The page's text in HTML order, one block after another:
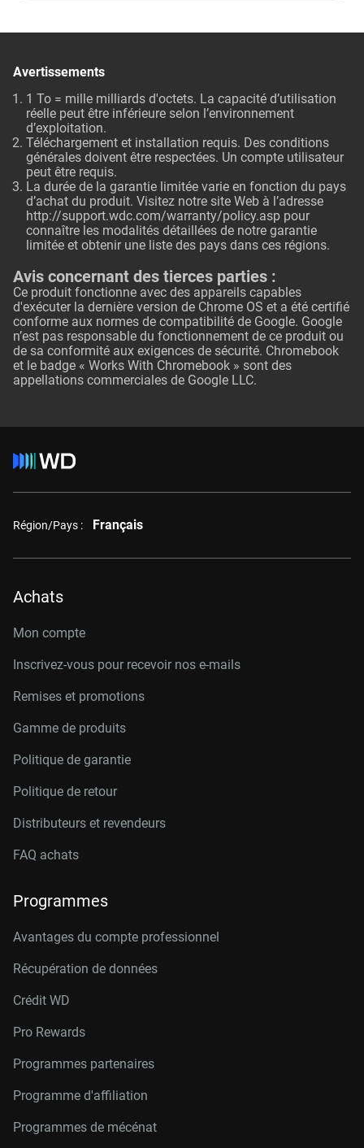
Avertissements
1 To = mille milliards d'octets. La capacité d’utilisation
réelle peut être inférieure selon l’environnement
d’exploitation.
Téléchargement et installation requis. Des conditions
générales doivent être respectées. Un compte utilisateur
peut être requis.
La durée de la garantie limitée varie en fonction du pays
d’achat du produit. Visitez notre site Web à l’adresse
http://support.wdc.com/warranty/policy.asp pour
connaître les modalités détaillées de notre garantie
limitée et obtenir une liste des pays dans ces régions.
Avis concernant des tierces parties :
Ce produit fonctionne avec des appareils capables
d'exécuter la dernière version de Chrome OS et a été certifié
conforme aux normes de compatibilité de Google. Google
n’est pas responsable du fonctionnement de ce produit ou
de sa conformité aux exigences de sécurité. Chromebook
et le badge « Works With Chromebook » sont des
appellations commerciales de Google LLC.
Région/Pays : Français
Achats
Mon compte
Inscrivez-vous pour recevoir nos e-mails
Remises et promotions
Gamme de produits
Politique de garantie
Politique de retour
Distributeurs et revendeurs
FAQ achats
Programmes
Avantages du compte professionnel
Récupération de données
Crédit WD
Pro Rewards
Programmes partenaires
Programme d'affiliation
Programmes de mécénat